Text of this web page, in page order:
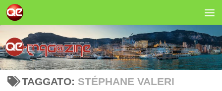
Salta al contenuto
TAGGATO: STÉPHANE VALERI